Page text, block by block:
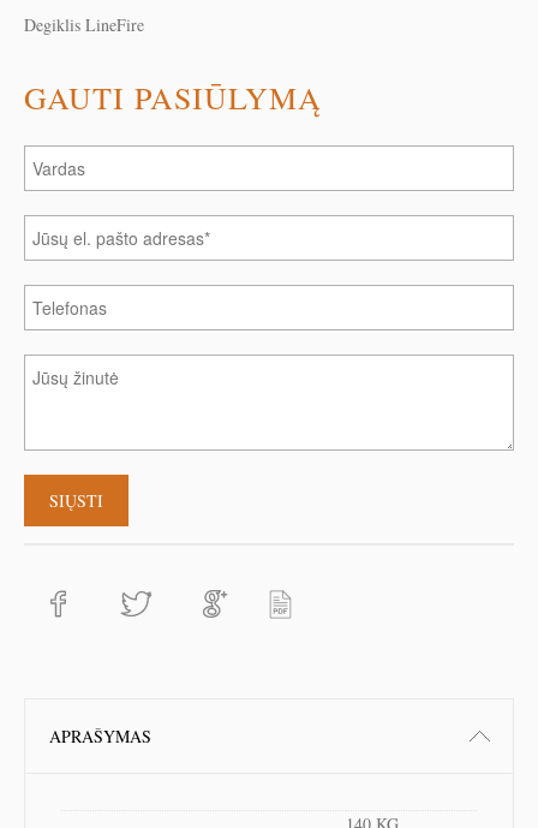
Degiklis LineFire
GAUTI PASIŪLYMĄ
APRAŠYMAS
140 KG